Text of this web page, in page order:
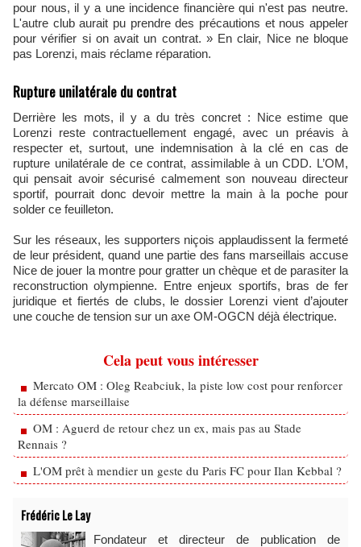
pour nous, il y a une incidence financière qui n'est pas neutre.
L'autre club aurait pu prendre des précautions et nous appeler
pour vérifier si on avait un contrat. » En clair, Nice ne bloque
pas Lorenzi, mais réclame réparation.
Rupture unilatérale du contrat
Derrière les mots, il y a du très concret : Nice estime que
Lorenzi reste contractuellement engagé, avec un préavis à
respecter et, surtout, une indemnisation à la clé en cas de
rupture unilatérale de ce contrat, assimilable à un CDD. L’OM,
qui pensait avoir sécurisé calmement son nouveau directeur
sportif, pourrait donc devoir mettre la main à la poche pour
solder ce feuilleton.
Sur les réseaux, les supporters niçois applaudissent la fermeté
de leur président, quand une partie des fans marseillais accuse
Nice de jouer la montre pour gratter un chèque et de parasiter la
reconstruction olympienne. Entre enjeux sportifs, bras de fer
juridique et fiertés de clubs, le dossier Lorenzi vient d’ajouter
une couche de tension sur un axe OM-OGCN déjà électrique.
Cela peut vous intéresser
Mercato OM : Oleg Reabciuk, la piste low cost pour renforcer
la défense marseillaise
OM : Aguerd de retour chez un ex, mais pas au Stade
Rennais ?
L'OM prêt à mendier un geste du Paris FC pour Ilan Kebbal ?
Frédéric Le Lay
Fondateur et directeur de publication de